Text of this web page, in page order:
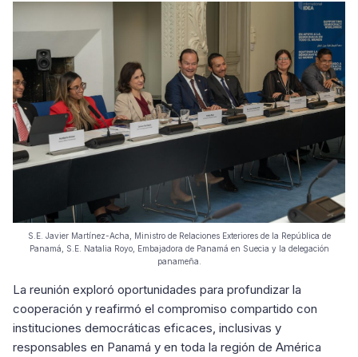
S.E. Javier Martínez-Acha, Ministro de Relaciones Exteriores de la República de
Panamá, S.E. Natalia Royo, Embajadora de Panamá en Suecia y la delegación
panameña.
La reunión exploró oportunidades para profundizar la
cooperación y reafirmó el compromiso compartido con
instituciones democráticas eficaces, inclusivas y
responsables en Panamá y en toda la región de América